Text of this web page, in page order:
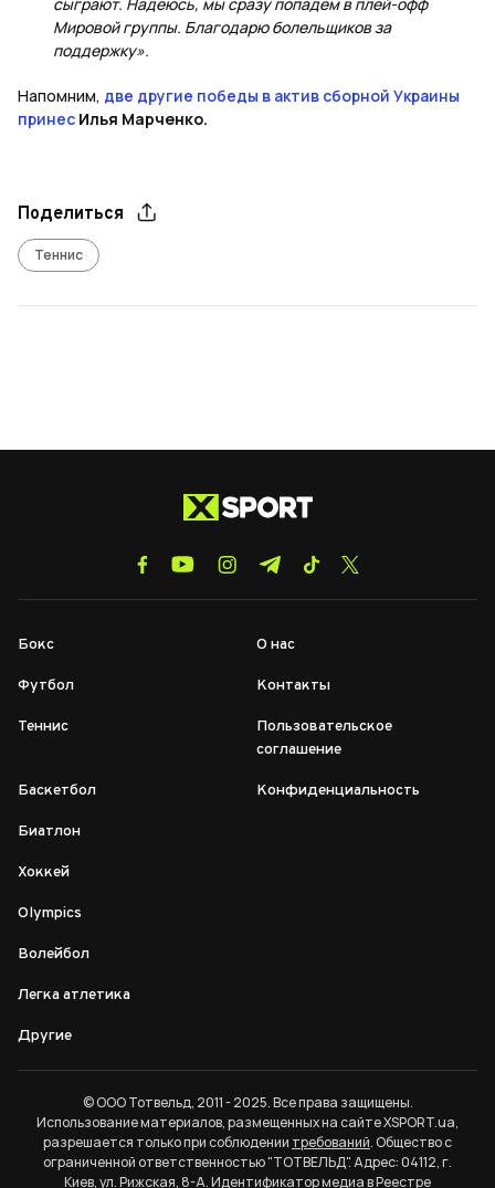
Мировой группы. Благодарю болельщиков за
поддержку».
Напомним, две другие победы в актив сборной Украины
принес Илья Марченко.
Поделиться
Теннис
Бокс
Футбол
Теннис
Баскетбол
Биатлон
Хоккей
Olympics
Волейбол
Легка атлетика
Другие
О нас
Контакты
Пользовательское
соглашение
Конфиденциальность
© ООО Тотвельд, 2011 - 2025. Все права защищены.
Использование материалов, размещенных на сайте XSPORT.ua,
разрешается только при соблюдении требований. Общество с
ограниченной ответственностью "ТОТВЕЛЬД". Адрес: 04112, г.
Киев, ул. Рижская, 8-А. Идентификатор медиа в Реестре